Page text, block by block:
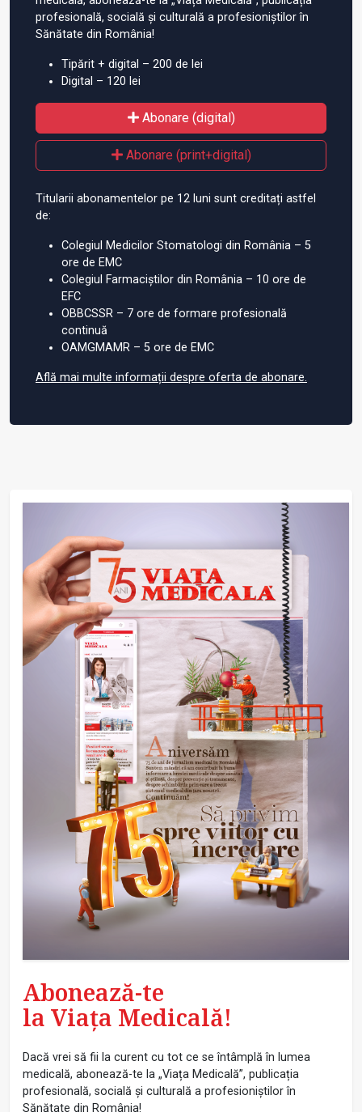
profesională, socială și culturală a profesioniștilor în
Sănătate din România!
Tipărit + digital – 200 de lei
Digital – 120 lei
Abonare (digital)
Abonare (print+digital)
Titularii abonamentelor pe 12 luni sunt creditați astfel
de:
Colegiul Medicilor Stomatologi din România – 5
ore de EMC
Colegiul Farmaciștilor din România – 10 ore de
EFC
OBBCSSR – 7 ore de formare profesională
continuă
OAMGMAMR – 5 ore de EMC
Află mai multe informații despre oferta de abonare.
Abonează-te
la Viața Medicală!
Dacă vrei să fii la curent cu tot ce se întâmplă în lumea
medicală, abonează-te la „Viața Medicală”, publicația
profesională, socială și culturală a profesioniștilor în
Sănătate din România!